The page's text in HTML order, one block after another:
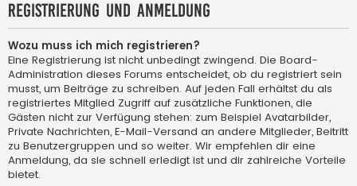
Registrierung und Anmeldung
Wozu muss ich mich registrieren?
Eine Registrierung ist nicht unbedingt zwingend. Die Board-
Administration dieses Forums entscheidet, ob du registriert sein
musst, um Beiträge zu schreiben. Auf jeden Fall erhältst du als
registriertes Mitglied Zugriff auf zusätzliche Funktionen, die
Gästen nicht zur Verfügung stehen: zum Beispiel Avatarbilder,
Private Nachrichten, E-Mail-Versand an andere Mitglieder, Beitritt
zu Benutzergruppen und so weiter. Wir empfehlen dir eine
Anmeldung, da sie schnell erledigt ist und dir zahlreiche Vorteile
bietet.